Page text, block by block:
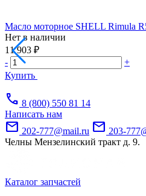
Масло моторное SHELL Rimula
Нет в наличии
11 903 ₽
-
+
Купить
call 8 (800) 550 81 14
Написать нам
mail 202-777@mail.ru mail 203-
Челны Мензелинский тракт д. 9.
Каталог запчастей